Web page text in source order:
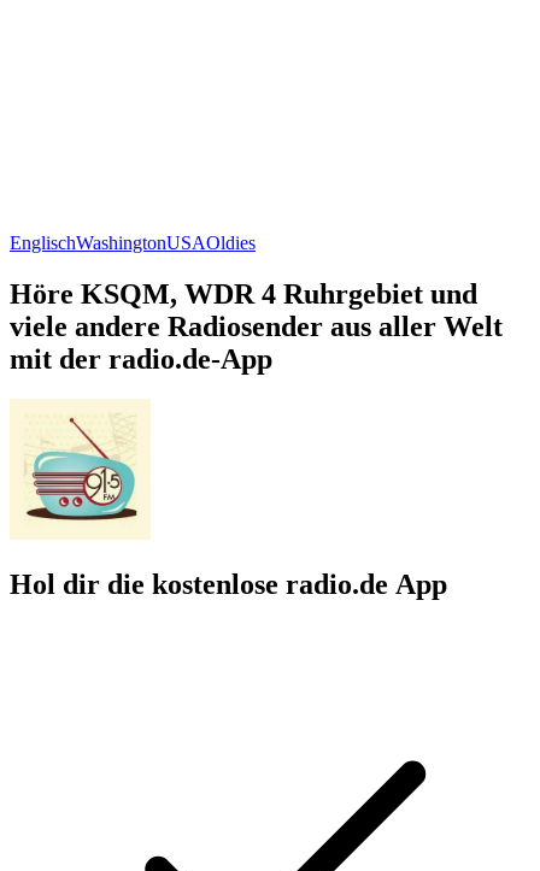
EnglischWashingtonUSAOldies
Höre KSQM, WDR 4 Ruhrgebiet und
viele andere Radiosender aus aller Welt
mit der radio.de-App
Hol dir die kostenlose radio.de App